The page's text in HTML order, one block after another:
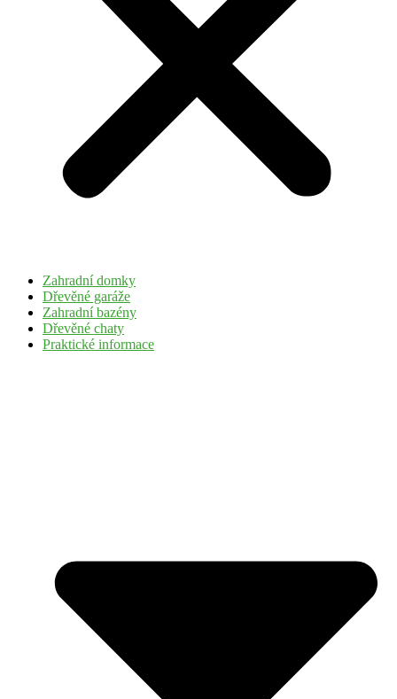
Zahradní domky
Dřevěné garáže
Zahradní bazény
Dřevěné chaty
Praktické informace